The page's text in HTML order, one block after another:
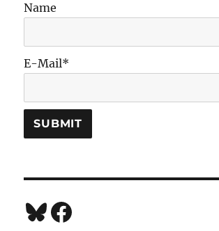
Name
E-Mail*
Bluesky
Facebook